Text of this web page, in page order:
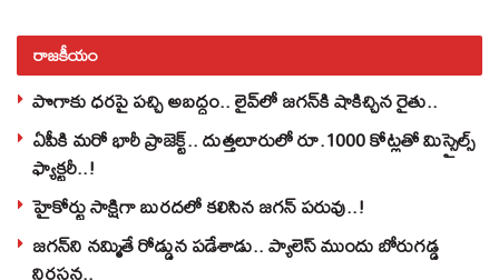
రాజకీయం
పొగాకు ధరపై పచ్చి అబద్దం.. లైవ్‌లో జగన్‌కి షాకిచ్చిన రైతు..
ఏపీకి మరో భారీ ప్రాజెక్ట్.. దుత్తలూరులో రూ.1000 కోట్లతో మిస్సైల్స్
ఫ్యాక్టరీ..!
హైకోర్టు సాక్షిగా బురదలో కలిసిన జగన్ పరువు..!
జగన్‌ని నమ్మితే రోడ్డున పడేశాడు.. ప్యాలెస్‌ ముందు బోరుగడ్డ
నిరసన..